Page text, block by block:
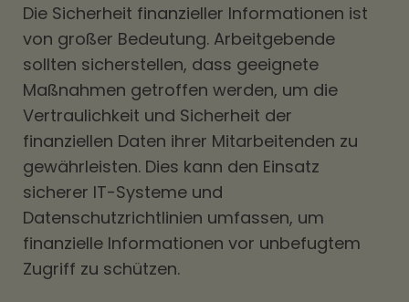
Die Sicherheit finanzieller Informationen ist
von großer Bedeutung. Arbeitgebende
sollten sicherstellen, dass geeignete
Maßnahmen getroffen werden, um die
Vertraulichkeit und Sicherheit der
finanziellen Daten ihrer Mitarbeitenden zu
gewährleisten. Dies kann den Einsatz
sicherer IT-Systeme und
Datenschutzrichtlinien umfassen, um
finanzielle Informationen vor unbefugtem
Zugriff zu schützen.